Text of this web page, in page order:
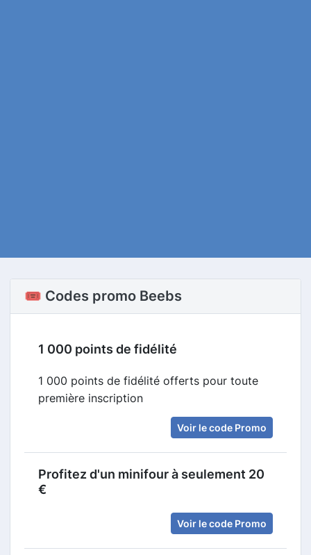
🎟️ Codes promo Beebs
1 000 points de fidélité
1 000 points de fidélité offerts pour toute
première inscription
Voir le code Promo
Profitez d'un minifour à seulement 20
€
Voir le code Promo